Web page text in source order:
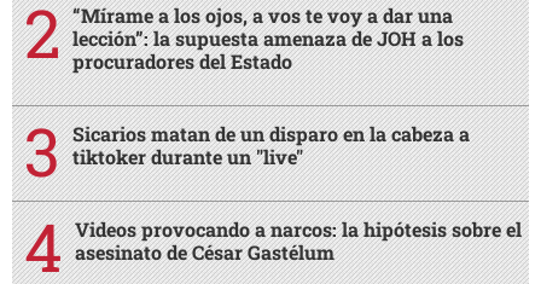
“Mírame a los ojos, a vos te voy a dar una
lección”: la supuesta amenaza de JOH a los
procuradores del Estado
Sicarios matan de un disparo en la cabeza a
tiktoker durante un "live"
Videos provocando a narcos: la hipótesis sobre el
asesinato de César Gastélum